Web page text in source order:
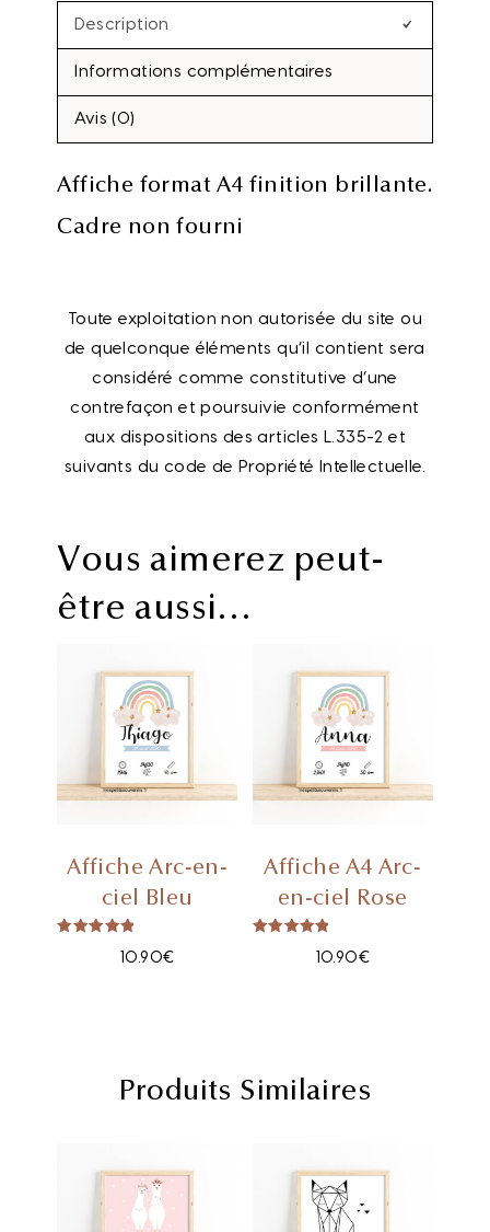
Description
Informations complémentaires
Avis (0)
Affiche format A4 finition brillante.
Cadre non fourni
Toute exploitation non autorisée du site ou
de quelconque éléments qu’il contient sera
considéré comme constitutive d’une
contrefaçon et poursuivie conformément
aux dispositions des articles L.335-2 et
suivants du code de Propriété Intellectuelle.
Vous aimerez peut-
être aussi…
Affiche Arc-en-
ciel Bleu
10.90€
Affiche A4 Arc-
en-ciel Rose
10.90€
Produits Similaires